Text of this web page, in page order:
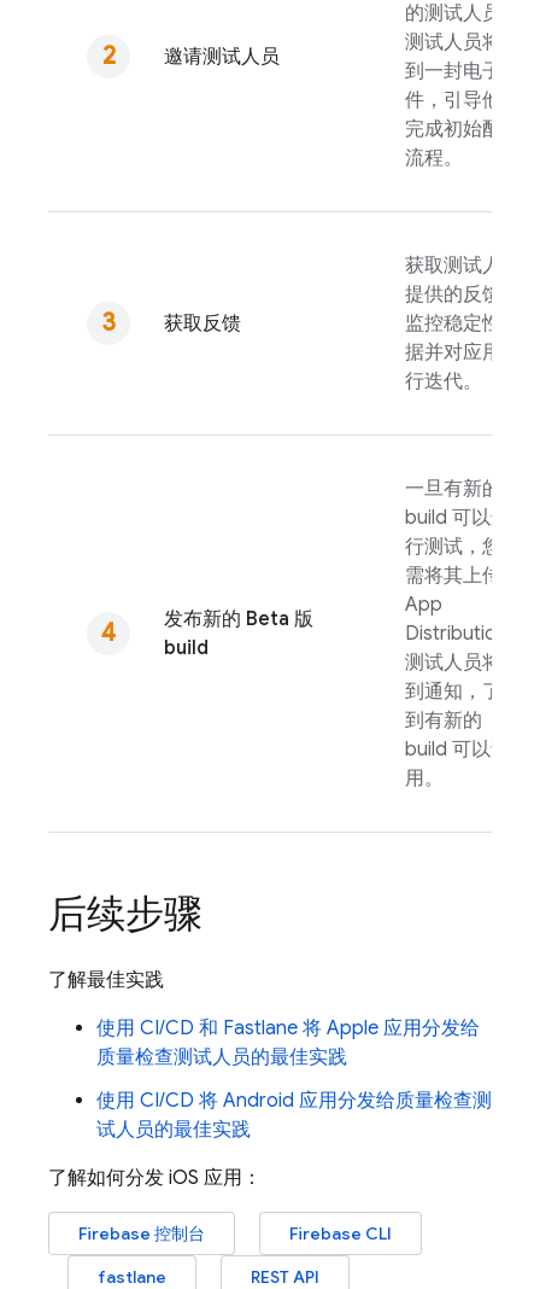
邀请测试人员
的测试人员。
测试人员将收
到一封电子邮
件，引导他们
完成初始配置
流程。
获取反馈
获取测试人员
提供的反馈，
监控稳定性数
据并对应用进
行迭代。
发布新的 Beta 版
build
一旦有新的
build 可以进
行测试，您只
需将其上传到
App
Distribution
测试人员将收
到通知，了解
到有新的
build 可以试
用。
后续步骤
了解最佳实践
使用 CI/CD 和 Fastlane 将 Apple 应用分发给
质量检查测试人员的最佳实践
使用 CI/CD 将 Android 应用分发给质量检查测
试人员的最佳实践
了解如何分发 iOS 应用：
Firebase 控制台
Firebase CLI
fastlane
REST API